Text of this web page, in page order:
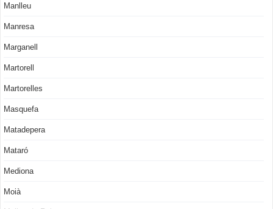
Manlleu
Manresa
Marganell
Martorell
Martorelles
Masquefa
Matadepera
Mataró
Mediona
Moià